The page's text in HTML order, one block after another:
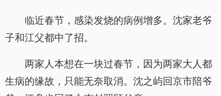
临近春节，感染发烧的病例增多。沈家老爷
子和江父都中了招。
两家人本想在一块过春节，因为两家大人都
生病的缘故，只能无奈取消。沈之屿回京市陪爷